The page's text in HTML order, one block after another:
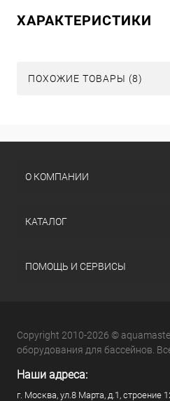
ХАРАКТЕРИСТИКИ
ПОХОЖИЕ ТОВАРЫ (8)
О КОМПАНИИ
КАТАЛОГ
ПОМОЩЬ И СЕРВИСЫ
Copyright 2010-2026 ©
оборудования для бассейнов.
Наши адреса:
г. Москва, ул.8 Марта, д.1, строение